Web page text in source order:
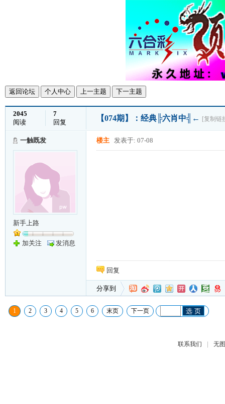
返回论坛 个人中心 上一主题 下一主题
2045
阅读
7
回复
【074期】：经典╠六肖中╣← [复制链
一触既发
新手上路
加关注 发消息
楼主 发表于: 07-08
回复
分享到
1 2 3 4 5 6 末页 下一页 选 页
联系我们 | 无